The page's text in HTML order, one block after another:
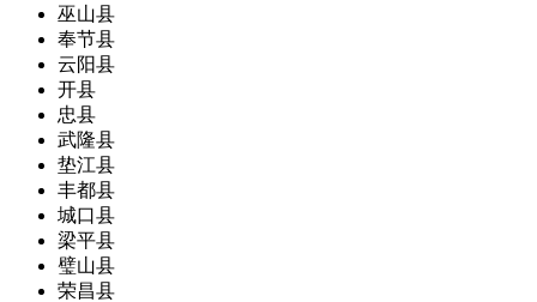
巫山县
奉节县
云阳县
开县
忠县
武隆县
垫江县
丰都县
城口县
梁平县
璧山县
荣昌县